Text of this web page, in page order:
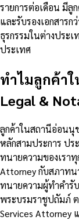
รายการต่อเดือน มีลู
และรับรองเอกสาร
ธุรกรรมในต่างประ
ประเทศ
ทำไมลูกค้า
Legal &
ลูกค้าในสถานีอ่อนนุช
หลักสามประการ ปร
ทนายความของเรา
Attorney กับสภาทน
ทนายความผู้ทำคำรั
พระบรมราชูปถัมภ์
Services Attorney